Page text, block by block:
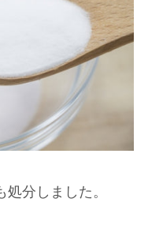
分しました。